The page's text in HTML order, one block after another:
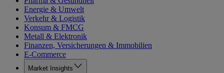
Energie & Umwelt
Verkehr & Logistik
Konsum & FMCG
Metall & Elektronik
Finanzen, Versicherungen & Immobilien
E-Commerce
Market Insights